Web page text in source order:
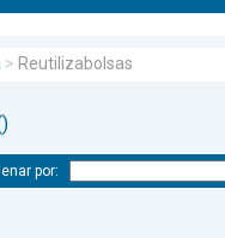
> Reutilizabolsas
por: